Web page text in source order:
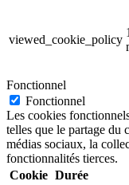
viewed_cookie_policy
Fonctionnel
Fonctionnel
Les cookies
telles que le partage du
médias sociaux, la
fonctionnalités tierces.
Cookie Durée